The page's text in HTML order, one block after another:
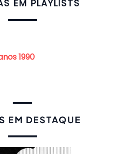
EM PLAYLISTS
1990
EM DESTAQUE